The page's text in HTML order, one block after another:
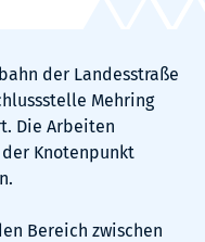
der Landesstraße
Mehring
Die Arbeiten
Knotenpunkt
Bereich zwischen